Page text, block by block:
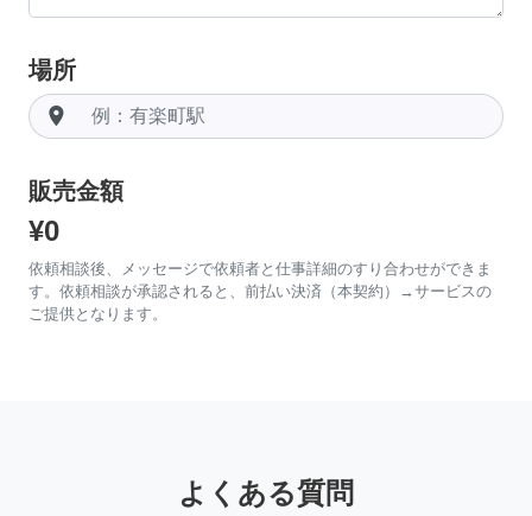
場所
room
販売金額
¥0
依頼相談後、メッセージで依頼者と仕事詳細のすり合わせができま
す。依頼相談が承認されると、前払い決済（本契約）→サービスの
ご提供となります。
よくある質問